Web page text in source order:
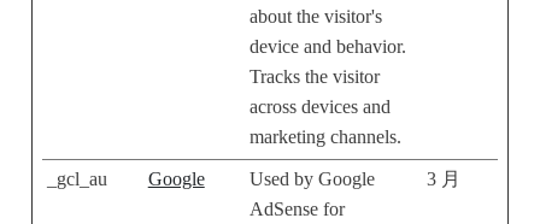
about the visitor's
device and behavior.
Tracks the visitor
across devices and
marketing channels.
_gcl_au Google
Used by Google
AdSense for
3 月